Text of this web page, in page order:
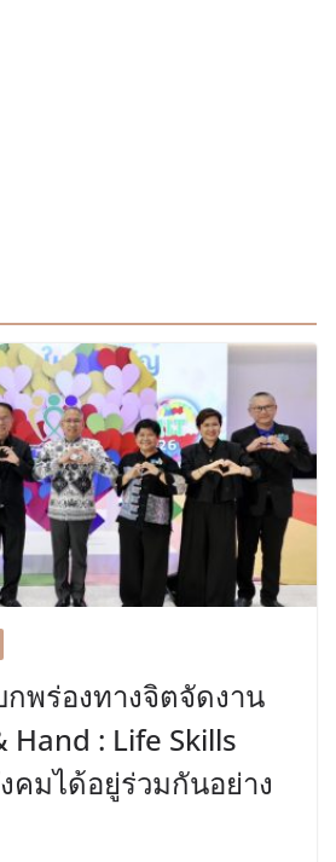
พร่องทางจิตจัดงาน
: Life Skills
คมได้อยู่ร่วมกันอย่าง